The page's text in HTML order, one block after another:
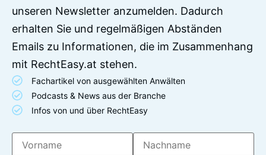
unseren Newsletter anzumelden. Dadurch
erhalten Sie und regelmäßigen Abständen
Emails zu Informationen, die im Zusammenhang
mit RechtEasy.at stehen.
Fachartikel von ausgewählten Anwälten
Podcasts & News aus der Branche
Infos von und über RechtEasy